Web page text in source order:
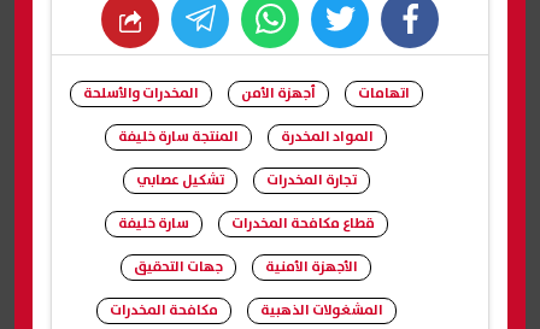
facebook
twitter
whats
اتهامات أجهزة الأمن
المخدرات والأسلحة
المواد المخدرة
المنتجة سارة خليفة
تجارة المخدرات
تشكيل عصابي
قطاع مكافحة المخدرات
سارة خليفة
الأجهزة الأمنية
جهات التحقيق
المشغولات الذهبية
مكافحة المخدرات